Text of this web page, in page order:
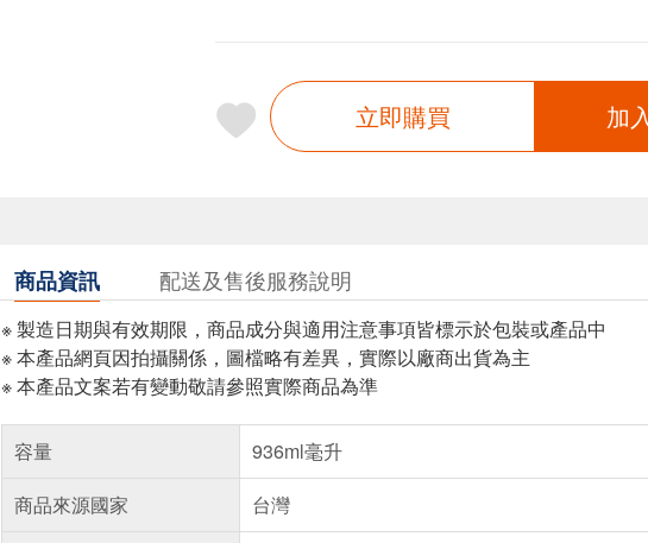
立即購買 加
商品資訊 配送及售後服務說明
※ 製造日期與有效期限，商品成分與適用注意事項皆標示於包裝或產品中
※ 本產品網頁因拍攝關係，圖檔略有差異，實際以廠商出貨為主
※ 本產品文案若有變動敬請參照實際商品為準
容量
936ml毫升
商品來源國家
台灣